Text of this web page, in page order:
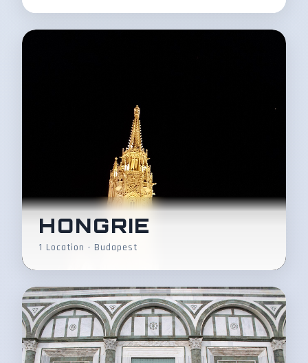
HONGRIE
1 Location • Budapest